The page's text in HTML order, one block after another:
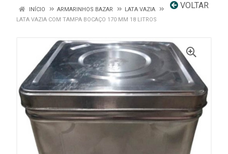
VOLTAR
INÍCIO ARMARINHOS BAZAR
LATA VAZIA
LATA VAZIA COM TAMPA BOCAÇO 170 MM 18 LITROS